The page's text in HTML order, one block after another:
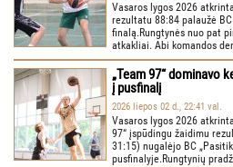
Vasaros lygos 2026
rezultatu 88:84 palaužė
finalą.Rungtynės nuo pat
atkakliai. Abi komandos
„Team 97“ dominavo
į pusfinalį
2026 liepos 02 d., 22:41 val.
Vasaros lygos 2026
97“ įspūdingu žaidimu
31:15) nugalėjo BC
pusfinalyje.Rungtynių